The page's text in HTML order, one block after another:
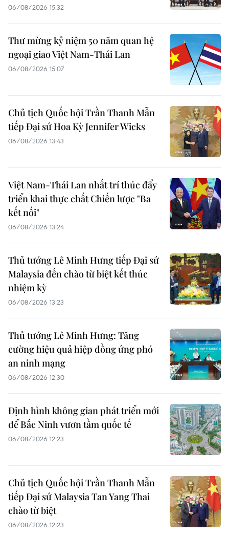
06/08/2026 15:32
Thư mừng kỷ niệm 50 năm quan hệ
ngoại giao Việt Nam-Thái Lan
06/08/2026 15:07
Chủ tịch Quốc hội Trần Thanh Mẫn
tiếp Đại sứ Hoa Kỳ Jennifer Wicks
06/08/2026 13:43
Việt Nam-Thái Lan nhất trí thúc đẩy
triển khai thực chất Chiến lược "Ba
kết nối"
06/08/2026 13:24
Thủ tướng Lê Minh Hưng tiếp Đại sứ
Malaysia đến chào từ biệt kết thúc
nhiệm kỳ
06/08/2026 13:23
Thủ tướng Lê Minh Hưng: Tăng
cường hiệu quả hiệp đồng ứng phó
an ninh mạng
06/08/2026 12:30
Định hình không gian phát triển mới
để Bắc Ninh vươn tầm quốc tế
06/08/2026 12:23
Chủ tịch Quốc hội Trần Thanh Mẫn
tiếp Đại sứ Malaysia Tan Yang Thai
chào từ biệt
06/08/2026 12:23